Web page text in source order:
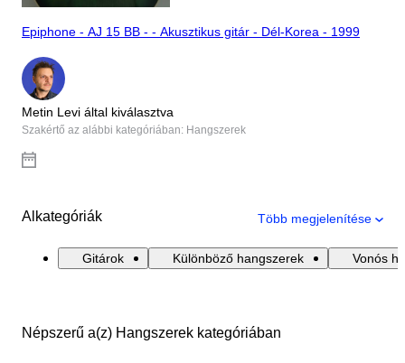
Epiphone - AJ 15 BB - - Akusztikus gitár - Dél-Korea - 1999
Metin Levi által kiválasztva
Szakértő az alábbi kategóriában: Hangszerek
Alkategóriák Több megjelenítése
Gitárok Különböző hangszerek Vonós
Népszerű a(z) Hangszerek kategóriában